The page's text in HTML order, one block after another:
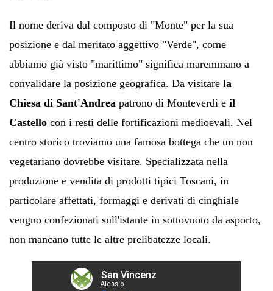
Il nome deriva dal composto di "Monte" per la sua
posizione e dal meritato aggettivo "Verde", come
abbiamo già visto "marittimo" significa maremmano a
convalidare la posizione geografica. Da visitare la
Chiesa di Sant'Andrea patrono di Monteverdi e il
Castello con i resti delle fortificazioni medioevali. Nel
centro storico troviamo una famosa bottega che un non
vegetariano dovrebbe visitare. Specializzata nella
produzione e vendita di prodotti tipici Toscani, in
particolare affettati, formaggi e derivati di cinghiale
vengno confezionati sull'istante in sottovuoto da asporto,
non mancano tutte le altre prelibatezze locali.